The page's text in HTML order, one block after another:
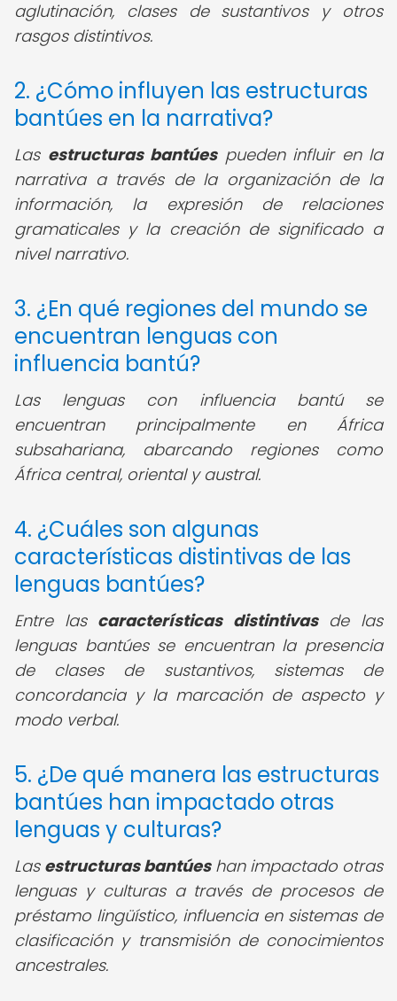
aglutinación, clases de sustantivos y otros
rasgos distintivos.
2. ¿Cómo influyen las estructuras
bantúes en la narrativa?
Las estructuras bantúespueden influir en la
narrativa a través de la organización de la
información, la expresión de relaciones
gramaticales y la creación de significado a
nivel narrativo.
3. ¿En qué regiones del mundo se
encuentran lenguas con
influencia bantú?
Las lenguas con influencia bantú se
encuentran principalmente en África
subsahariana, abarcando regiones como
África central, oriental y austral.
4. ¿Cuáles son algunas
características distintivas de las
lenguas bantúes?
Entre las características distintivasde las
lenguas bantúes se encuentran la presencia
de clases de sustantivos, sistemas de
concordancia y la marcación de aspecto y
modo verbal.
5. ¿De qué manera las estructuras
bantúes han impactado otras
lenguas y culturas?
Las estructuras bantúeshan impactado otras
lenguas y culturas a través de procesos de
préstamo lingüístico, influencia en sistemas de
clasificación y transmisión de conocimientos
ancestrales.